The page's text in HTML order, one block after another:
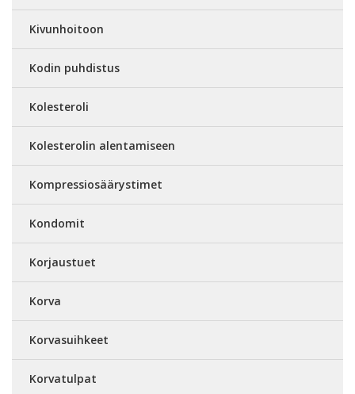
Kivunhoitoon
Kodin puhdistus
Kolesteroli
Kolesterolin alentamiseen
Kompressiosäärystimet
Kondomit
Korjaustuet
Korva
Korvasuihkeet
Korvatulpat